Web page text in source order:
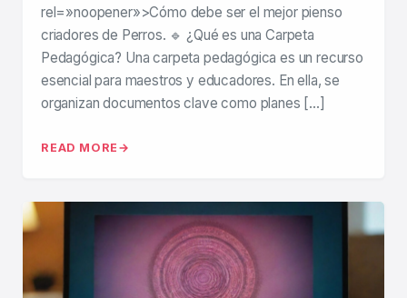
rel=»noopener»>Cómo debe ser el mejor pienso
criadores de Perros. 🔹 ¿Qué es una Carpeta
Pedagógica? Una carpeta pedagógica es un recurso
esencial para maestros y educadores. En ella, se
organizan documentos clave como planes […]
READ MORE